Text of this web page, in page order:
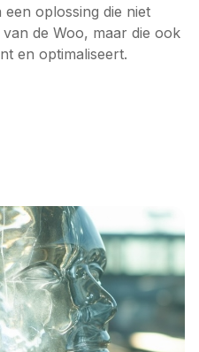
oplossing die niet
de Woo, maar die ook
en optimaliseert.